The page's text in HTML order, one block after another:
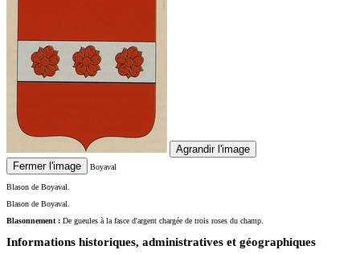
Agrandir l'image
Fermer l'image
Boyaval
Blason de Boyaval.
Blason de Boyaval.
Blasonnement : De gueules à la fasce d'argent chargée de trois roses du champ.
Informations historiques, administratives et géographiques